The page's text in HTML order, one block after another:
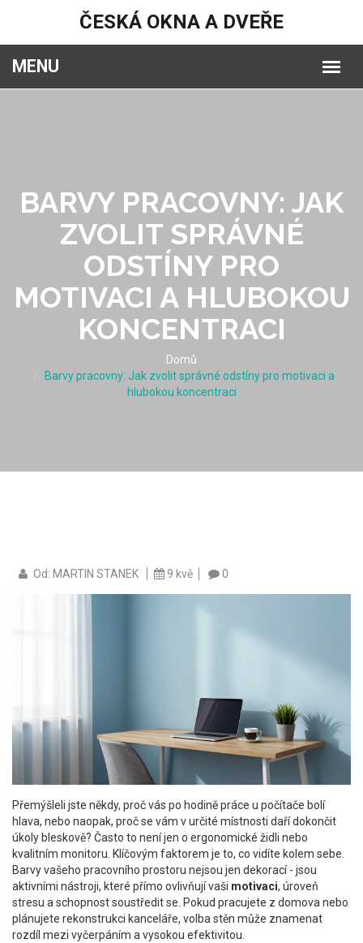
ČESKÁ OKNA A DVEŘE
BARVY PRACOVNY: JAK
ZVOLIT SPRÁVNÉ
ODSTÍNY PRO
MOTIVACI A HLUBOKOU
KONCENTRACI
Domů
Barvy pracovny: Jak zvolit správné odstíny pro motivaci a
hlubokou koncentraci
Od: MARTIN STANEK 9 kvě 0
Přemýšleli jste někdy, proč vás po hodině práce u počítače bolí
hlava, nebo naopak, proč se vám v určité místnosti daří dokončit
úkoly bleskově? Často to není jen o ergonomické židli nebo
kvalitním monitoru. Klíčovým faktorem je to, co vidíte kolem sebe.
Barvy vašeho pracovního prostoru nejsou jen dekorací - jsou
aktivními nástroji, které přímo ovlivňují vaši motivaci, úroveň
stresu a schopnost soustředit se. Pokud pracujete z domova nebo
plánujete rekonstrukci kanceláře, volba stěn může znamenat
rozdíl mezi vyčerpáním a vysokou efektivitou.